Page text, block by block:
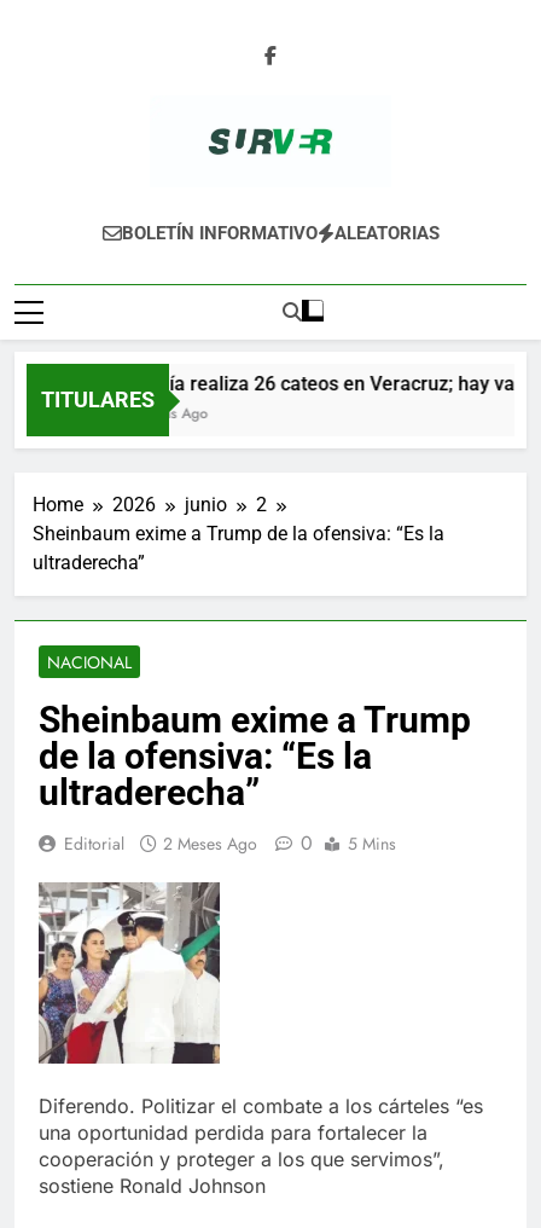
SURVER
BOLETÍN INFORMATIVO ALEATORIAS
TITULARES
Fiscalía realiza 26 cateos en Veracruz; hay varios
16 Horas Ago
Home 2026 junio
2
Sheinbaum exime a Trump de la ofensiva: “Es la
ultraderecha”
NACIONAL
Sheinbaum exime a Trump
de la ofensiva: “Es la
ultraderecha”
Editorial 2 Meses Ago 0 5 Mins
Diferendo. Politizar el combate a los cárteles “es
una oportunidad perdida para fortalecer la
cooperación y proteger a los que servimos”,
sostiene Ronald Johnson